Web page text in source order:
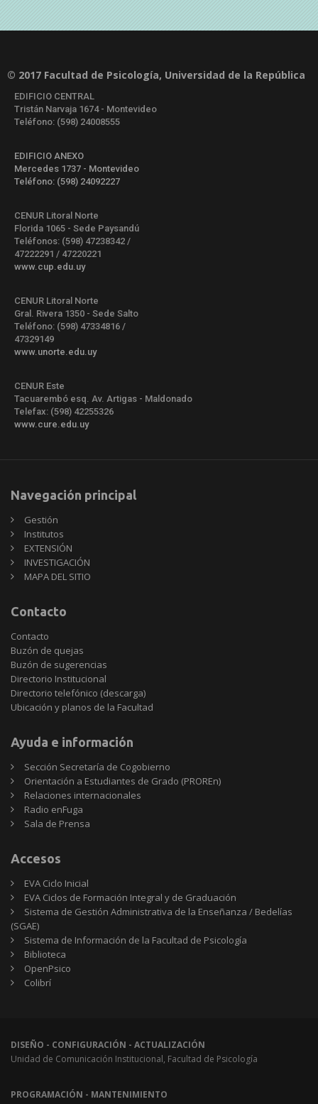
© 2017 Facultad de Psicología, Universidad de la República
EDIFICIO CENTRAL
Tristán Narvaja 1674 - Montevideo
Teléfono: (598) 24008555
EDIFICIO ANEXO
Mercedes 1737 - Montevideo
Teléfono: (598) 24092227
CENUR Litoral Norte
Florida 1065 - Sede Paysandú
Teléfonos: (598) 47238342 /
47222291 / 47220221
www.cup.edu.uy
CENUR Litoral Norte
Gral. Rivera 1350 - Sede Salto
Teléfono: (598) 47334816 /
47329149
www.unorte.edu.uy
CENUR Este
Tacuarembó esq. Av. Artigas - Maldonado
Telefax: (598) 42255326
www.cure.edu.uy
Navegación principal
Gestión
Institutos
EXTENSIÓN
INVESTIGACIÓN
MAPA DEL SITIO
Contacto
Contacto
Buzón de quejas
Buzón de sugerencias
Directorio Institucional
Directorio telefónico (descarga)
Ubicación y planos de la Facultad
Ayuda e información
Sección Secretaría de Cogobierno
Orientación a Estudiantes de Grado (PROREn)
Relaciones internacionales
Radio enFuga
Sala de Prensa
Accesos
EVA Ciclo Inicial
EVA Ciclos de Formación Integral y de Graduación
Sistema de Gestión Administrativa de la Enseñanza / Bedelías
(SGAE)
Sistema de Información de la Facultad de Psicología
Biblioteca
OpenPsico
Colibrí
DISEÑO - CONFIGURACIÓN - ACTUALIZACIÓN
Unidad de Comunicación Institucional, Facultad de Psicología
PROGRAMACIÓN - MANTENIMIENTO